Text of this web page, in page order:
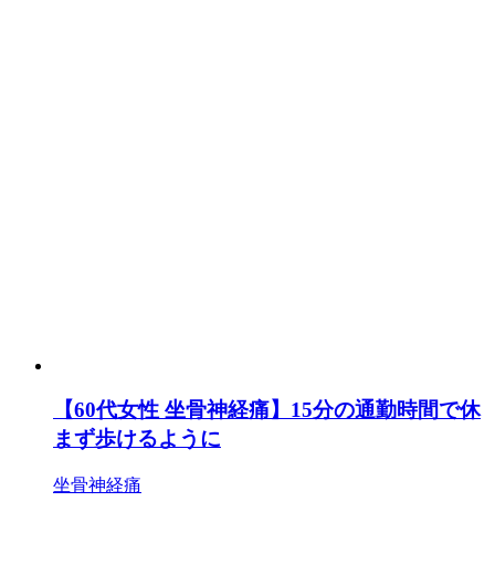
【60代女性 坐骨神経痛】15分の通勤時間で休
まず歩けるように
坐骨神経痛